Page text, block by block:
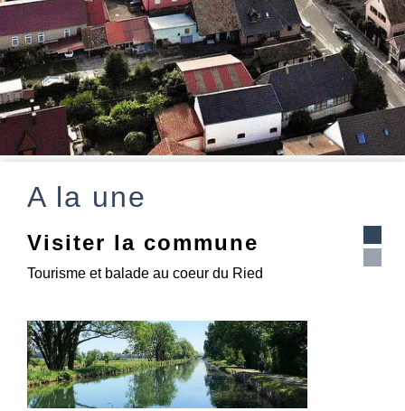
A la une
Nouvelle page Seniors
Découvrez la nouvelle page dédiée aux seniors de